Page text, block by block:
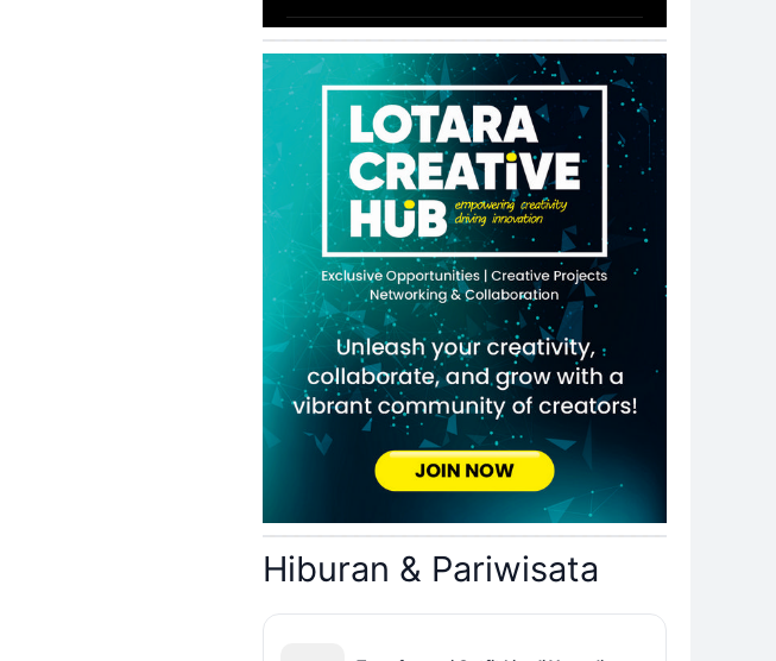
Hiburan & Pariwisata